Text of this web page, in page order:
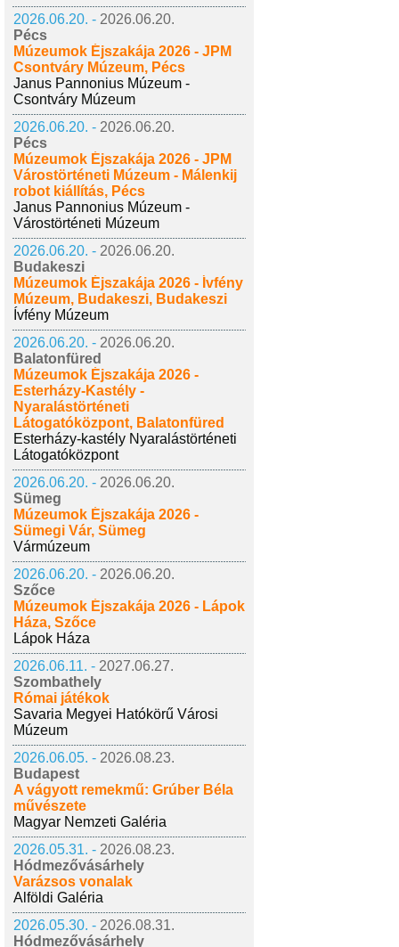
2026.06.20. - 2026.06.20.
Pécs
Múzeumok Éjszakája 2026 - JPM
Csontváry Múzeum, Pécs
Janus Pannonius Múzeum -
Csontváry Múzeum
2026.06.20. - 2026.06.20.
Pécs
Múzeumok Éjszakája 2026 - JPM
Várostörténeti Múzeum - Málenkij
robot kiállítás, Pécs
Janus Pannonius Múzeum -
Várostörténeti Múzeum
2026.06.20. - 2026.06.20.
Budakeszi
Múzeumok Éjszakája 2026 - Ívfény
Múzeum, Budakeszi, Budakeszi
Ívfény Múzeum
2026.06.20. - 2026.06.20.
Balatonfüred
Múzeumok Éjszakája 2026 -
Esterházy-Kastély -
Nyaralástörténeti
Látogatóközpont, Balatonfüred
Esterházy-kastély Nyaralástörténeti
Látogatóközpont
2026.06.20. - 2026.06.20.
Sümeg
Múzeumok Éjszakája 2026 -
Sümegi Vár, Sümeg
Vármúzeum
2026.06.20. - 2026.06.20.
Szőce
Múzeumok Éjszakája 2026 - Lápok
Háza, Szőce
Lápok Háza
2026.06.11. - 2027.06.27.
Szombathely
Római játékok
Savaria Megyei Hatókörű Városi
Múzeum
2026.06.05. - 2026.08.23.
Budapest
A vágyott remekmű: Grúber Béla
művészete
Magyar Nemzeti Galéria
2026.05.31. - 2026.08.23.
Hódmezővásárhely
Varázsos vonalak
Alföldi Galéria
2026.05.30. - 2026.08.31.
Hódmezővásárhely